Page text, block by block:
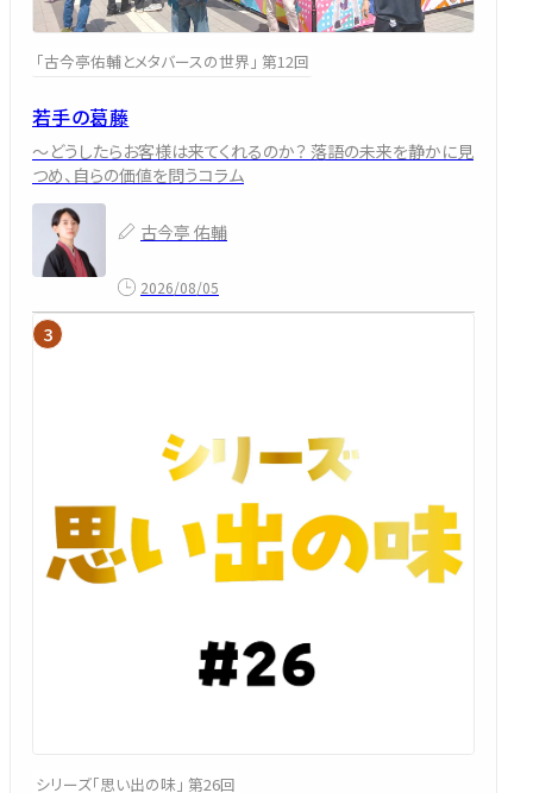
「古今亭佑輔とメタバースの世界」 第12回
若手の葛藤
～どうしたらお客様は来てくれるのか？ 落語の未来を静かに見
つめ、自らの価値を問うコラム
古今亭 佑輔
2026/08/05
シリーズ「思い出の味」 第26回